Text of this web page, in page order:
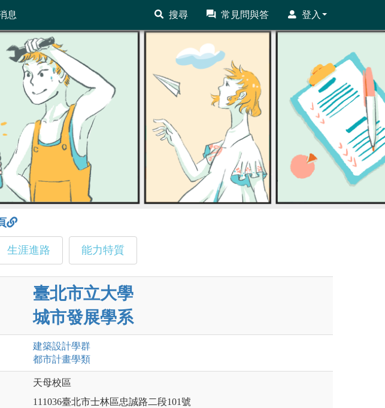
息 搜尋 常見問與答 登入
生涯進路 能力特質
臺北市立大學
城市發展學系
建築設計學群
都市計畫學類
天母校區
111036臺北市士林區忠誠路二段101號